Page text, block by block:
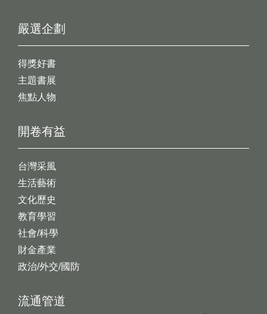
開卷有益
台灣采風
生活藝術
文化歷史
教育學習
社會/科學
財金產業
政治/外交/國防
嚴選企劃
得獎好書
主題書展
焦點人物
流通管道